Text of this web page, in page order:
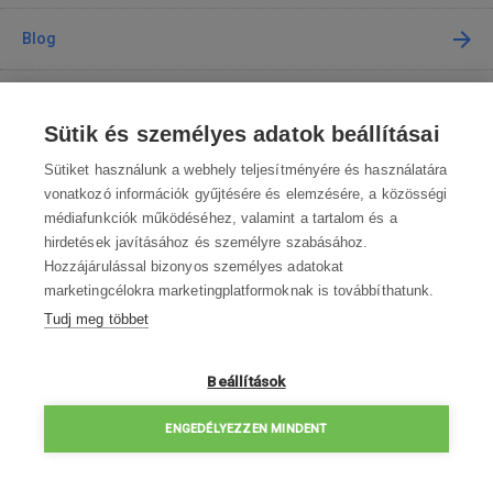
Blog
A vásárlásról
Kapcsolat
Lépjen kapcsolatba velünk
Hé-Pé 8:00—16:30
Sütik és személyes adatok beállításai
Sütiket használunk a webhely teljesítményére és használatára
vonatkozó információk gyűjtésére és elemzésére, a közösségi
médiafunkciók működéséhez, valamint a tartalom és a
hirdetések javításához és személyre szabásához.
Hozzájárulással bizonyos személyes adatokat
marketingcélokra marketingplatformoknak is továbbíthatunk.
Tudj meg többet
Beállítások
ENGEDÉLYEZZEN MINDENT